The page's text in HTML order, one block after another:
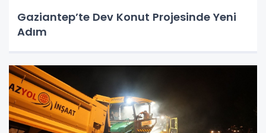
Gaziantep’te Dev Konut Projesinde Yeni
Adım